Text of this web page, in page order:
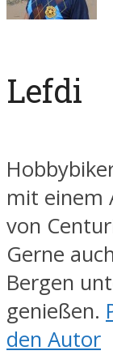
Lefdi
mit einem
von
Gerne
Bergen
genießen.
den Autor